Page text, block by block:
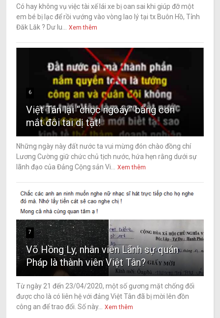
Có hay không vụ việc tài xế lái xe bị oan sai khi giúp đỡ một
em bé bị lạc để rồi vướng vào vòng lao lý tại tx Buôn Hồ, Tỉnh
Đăk Lăk ? Dư lu...
Xem thêm
6
Việt Tân lại “chọc ngoáy” bằng con
mắt đôi tai dị tật!
Những ngày này đất nước ta vui mừng đón chào đồng chí
Lương Cường giữ chức chủ tịch nước, hứa hẹn rằng dưới sự
lãnh đạo của Đảng Cộng sản Vi...
Xem thêm
7
Võ Hồng Ly, nhân viên Lãnh sự quán
Pháp là thành viên Việt Tân?
Từ ngày 21 đến 23/04/2020, một số gương mặt chống đối
được cho là có liên hệ với đảng Việt Tân đã bị mời lên đồn
công an để trao đổi. Số này...
Xem thêm